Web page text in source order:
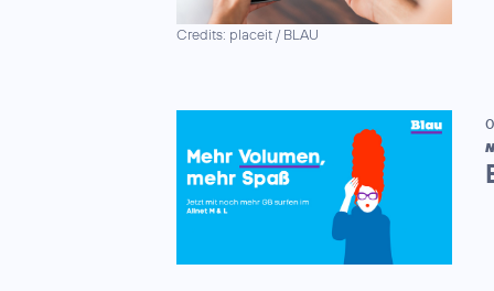
Credits: placeit / BLAU